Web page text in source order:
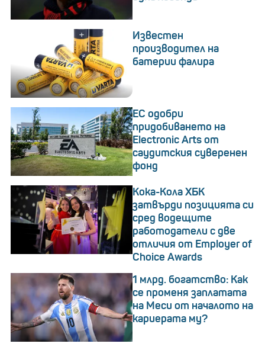
Известен
производител на
батерии фалира
ЕС одобри
придобиването на
Electronic Arts от
саудитския суверенен
фонд
Кока-Кола ХБК
затвърди позицията си
сред водещите
работодатели с две
отличия от Employer of
Choice Awards
1 млрд. богатство: Как
се променя заплатата
на Меси от началото на
кариерата му?